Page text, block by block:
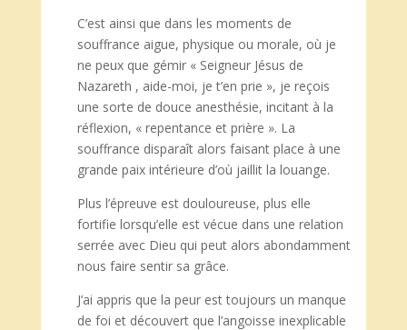
C’est ainsi que dans les moments de
souffrance aigue, physique ou morale, où je
ne peux que gémir « Seigneur Jésus de
Nazareth , aide-moi, je t’en prie », je reçois
une sorte de douce anesthésie, incitant à la
réflexion, « repentance et prière ». La
souffrance disparaît alors faisant place à une
grande paix intérieure d’où jaillit la louange.
Plus l’épreuve est douloureuse, plus elle
fortifie lorsqu’elle est vécue dans une relation
serrée avec Dieu qui peut alors abondamment
nous faire sentir sa grâce.
J’ai appris que la peur est toujours un manque
de foi et découvert que l’angoisse inexplicable